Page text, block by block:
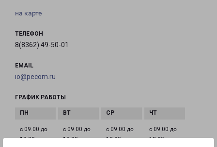
на карте
ТЕЛЕФОН
8(8362) 49-50-01
EMAIL
io@pecom.ru
ГРАФИК РАБОТЫ
с 09:00 до
18:00
с 09:00 до
18:00
с 09:00 до
18:00
с 09:00 до
18:00